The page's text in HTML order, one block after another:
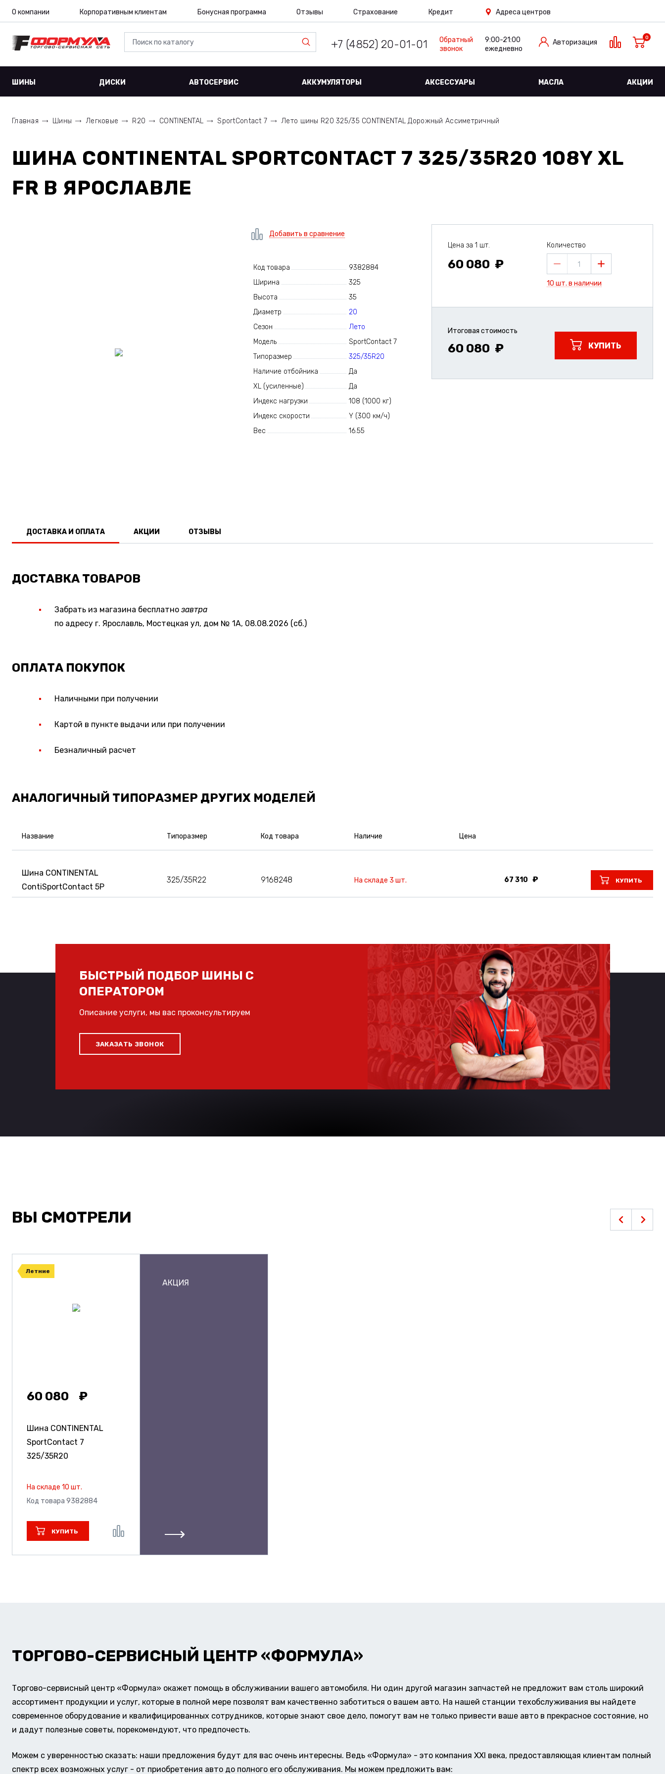
О компании Корпоративным клиентам Бонусная программа Отзывы Страхование Кредит Адреса центров
+7 (4852) 20-01-01
Обратный
звонок
9:00-21:00
ежедневно
Авторизация
0
ШИНЫ ДИСКИ АВТОСЕРВИС АККУМУЛЯТОРЫ АКСЕССУАРЫ МАСЛА АКЦИИ
Главная Шины Легковые R20 CONTINENTAL SportContact 7 Лето шины R20 325/35 CONTINENTAL Дорожный Ассиметричный
ШИНА CONTINENTAL SPORTCONTACT 7 325/35R20 108Y XL
FR В ЯРОСЛАВЛЕ
Добавить в сравнение
Код товара
9382884
Ширина
325
Высота
35
Диаметр
20
Сезон
Лето
Модель
SportContact 7
Типоразмер
325/35R20
Наличие отбойника
Да
XL (усиленные)
Да
Индекс нагрузки
108 (1000 кг)
Индекс скорости
Y (300 км/ч)
Вес
16.55
Цена за 1 шт.
60 080
Количество
1
10 шт. в наличии
Итоговая стоимость
60 080 КУПИТЬ
ДОСТАВКА И ОПЛАТА АКЦИИ ОТЗЫВЫ
ДОСТАВКА ТОВАРОВ
Забрать из магазина бесплатно завтра
по адресу г. Ярославль, Мостецкая ул, дом № 1А, 08.08.2026 (сб.)
ОПЛАТА ПОКУПОК
Наличными при получении
Картой в пункте выдачи или при получении
Безналичный расчет
АНАЛОГИЧНЫЙ ТИПОРАЗМЕР ДРУГИХ МОДЕЛЕЙ
Название Типоразмер Код товара Наличие Цена
Шина CONTINENTAL
ContiSportContact 5P
325/35R22 9168248 На складе 3 шт. 67 310 КУПИТЬ
БЫСТРЫЙ ПОДБОР ШИНЫ С
ОПЕРАТОРОМ
Описание услуги, мы вас проконсультируем
ЗАКАЗАТЬ ЗВОНОК
ВЫ СМОТРЕЛИ
Летние
60 080
Шина CONTINENTAL
SportContact 7
325/35R20
На складе 10 шт.
Код товара 9382884
КУПИТЬ
АКЦИЯ
ТОРГОВО-СЕРВИСНЫЙ ЦЕНТР «ФОРМУЛА»
Торгово-сервисный центр «Формула» окажет помощь в обслуживании вашего автомобиля. Ни один другой магазин запчастей не предложит вам столь широкий
ассортимент продукции и услуг, которые в полной мере позволят вам качественно заботиться о вашем авто. На нашей станции техобслуживания вы найдете
современное оборудование и квалифицированных сотрудников, которые знают свое дело, помогут вам не только привести ваше авто в прекрасное состояние, но
и дадут полезные советы, порекомендуют, что предпочесть.
Можем с уверенностью сказать: наши предложения будут для вас очень интересны. Ведь «Формула» - это компания XXI века, предоставляющая клиентам полный
спектр всех возможных услуг - от приобретения авто до полного его обслуживания. Мы можем предложить вам: